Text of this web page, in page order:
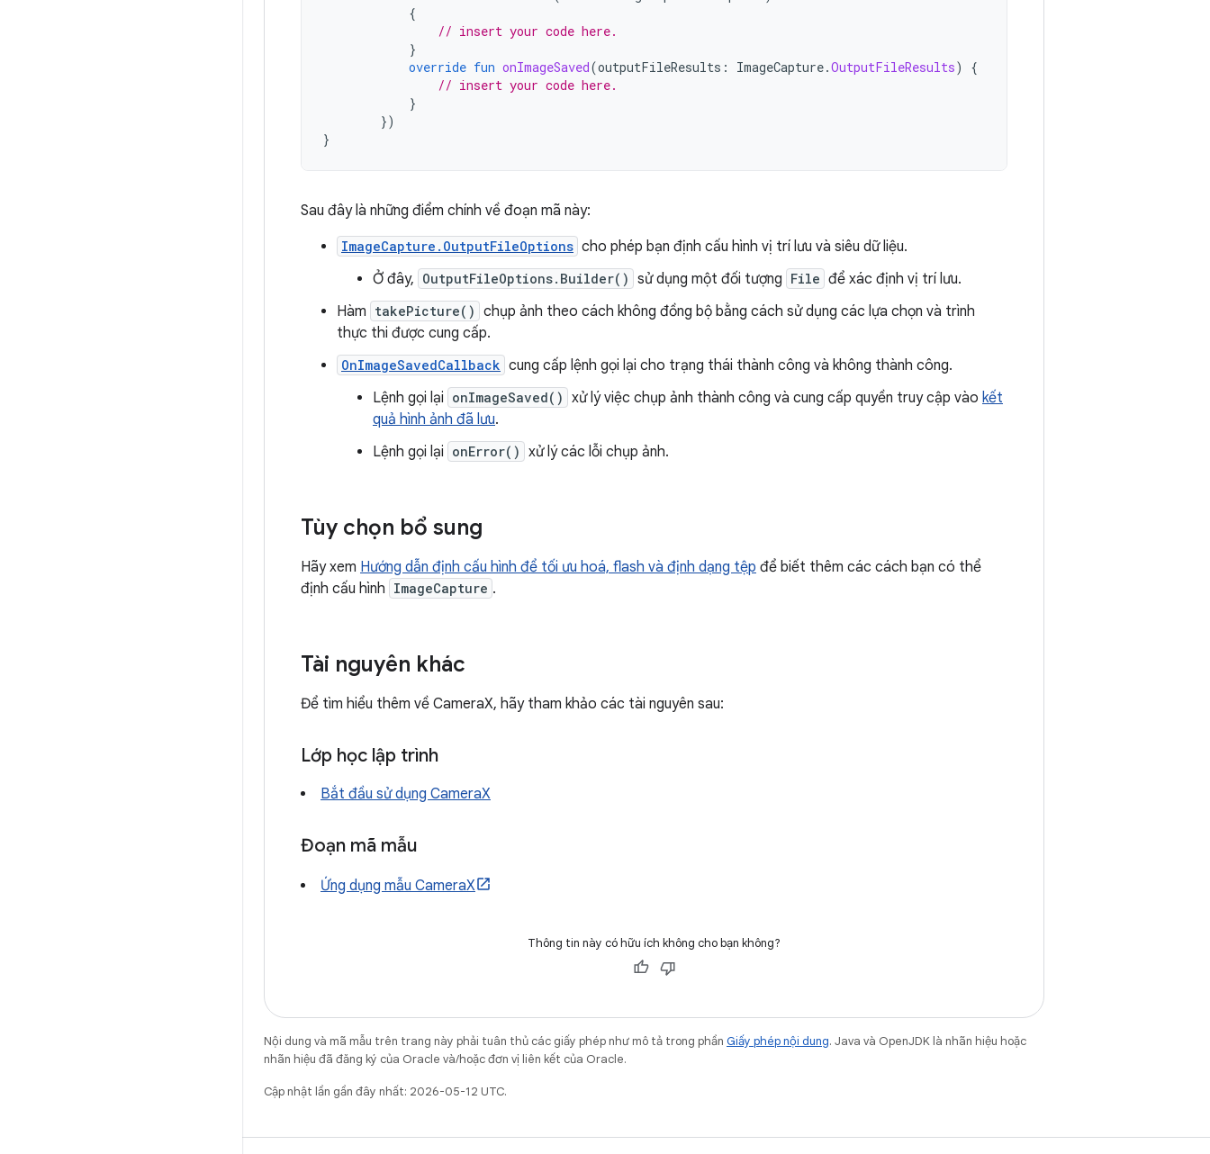
{
// insert your code here.
}
override fun onImageSaved(outputFileResults : ImageCapture.OutputFileResults)
{
// insert your code here.
}
})
}
Sau đây là những điểm chính về đoạn mã này:
ImageCapture.OutputFileOptions cho phép bạn định cấu hình vị trí lưu và siêu dữ liệu.
Ở đây, OutputFileOptions.Builder() sử dụng một đối tượng File để xác định vị trí lưu.
Hàm takePicture() chụp ảnh theo cách không đồng bộ bằng cách sử dụng các lựa chọn và trình
thực thi được cung cấp.
OnImageSavedCallback cung cấp lệnh gọi lại cho trạng thái thành công và không thành công.
Lệnh gọi lại onImageSaved() xử lý việc chụp ảnh thành công và cung cấp quyền truy cập vào kết
quả hình ảnh đã lưu.
Lệnh gọi lại onError() xử lý các lỗi chụp ảnh.
Tùy chọn bổ sung
Hãy xem Hướng dẫn định cấu hình để tối ưu hoá, flash và định dạng tệp để biết thêm các cách bạn có thể
định cấu hình ImageCapture .
Tài nguyên khác
Để tìm hiểu thêm về CameraX, hãy tham khảo các tài nguyên sau:
Lớp học lập trình
Bắt đầu sử dụng CameraX
Đoạn mã mẫu
Ứng dụng mẫu CameraX
Thông tin này có hữu ích không cho bạn không?
Nội dung và mã mẫu trên trang này phải tuân thủ các giấy phép như mô tả trong phần Giấy phép nội dung. Java và OpenJDK là nhãn hiệu hoặc
nhãn hiệu đã đăng ký của Oracle và/hoặc đơn vị liên kết của Oracle.
Cập nhật lần gần đây nhất: 2026-05-12 UTC.